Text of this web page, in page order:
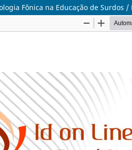
Fônica na Educação de